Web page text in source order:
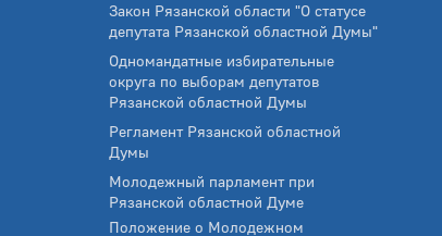
Закон Рязанской области "О статусе
депутата Рязанской областной Думы"
Одномандатные избирательные
округа по выборам депутатов
Рязанской областной Думы
Регламент Рязанской областной
Думы
Молодежный парламент при
Рязанской областной Думе
Положение о Молодежном